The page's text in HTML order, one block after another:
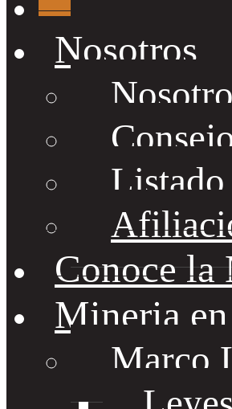
Nosotros
Conoce la
Mineria
Marco